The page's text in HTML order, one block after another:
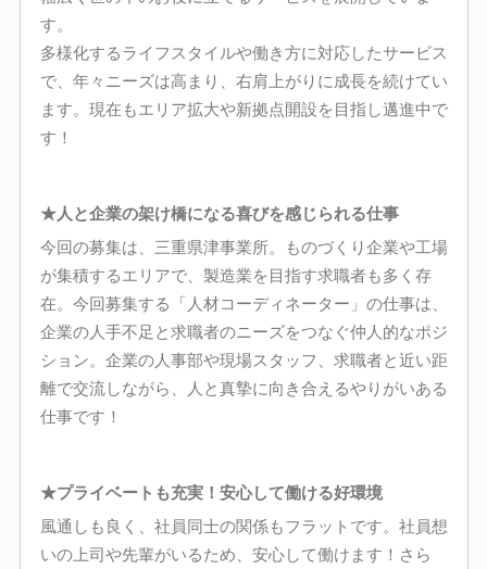
す。
多様化するライフスタイルや働き方に対応したサービス
で、年々ニーズは高まり、右肩上がりに成長を続けてい
ます。現在もエリア拡大や新拠点開設を目指し邁進中で
す！
★人と企業の架け橋になる喜びを感じられる仕事
今回の募集は、三重県津事業所。ものづくり企業や工場
が集積するエリアで、製造業を目指す求職者も多く存
在。今回募集する「人材コーディネーター」の仕事は、
企業の人手不足と求職者のニーズをつなぐ仲人的なポジ
ション。企業の人事部や現場スタッフ、求職者と近い距
離で交流しながら、人と真摯に向き合えるやりがいある
仕事です！
★プライベートも充実！安心して働ける好環境
風通しも良く、社員同士の関係もフラットです。社員想
いの上司や先輩がいるため、安心して働けます！さら